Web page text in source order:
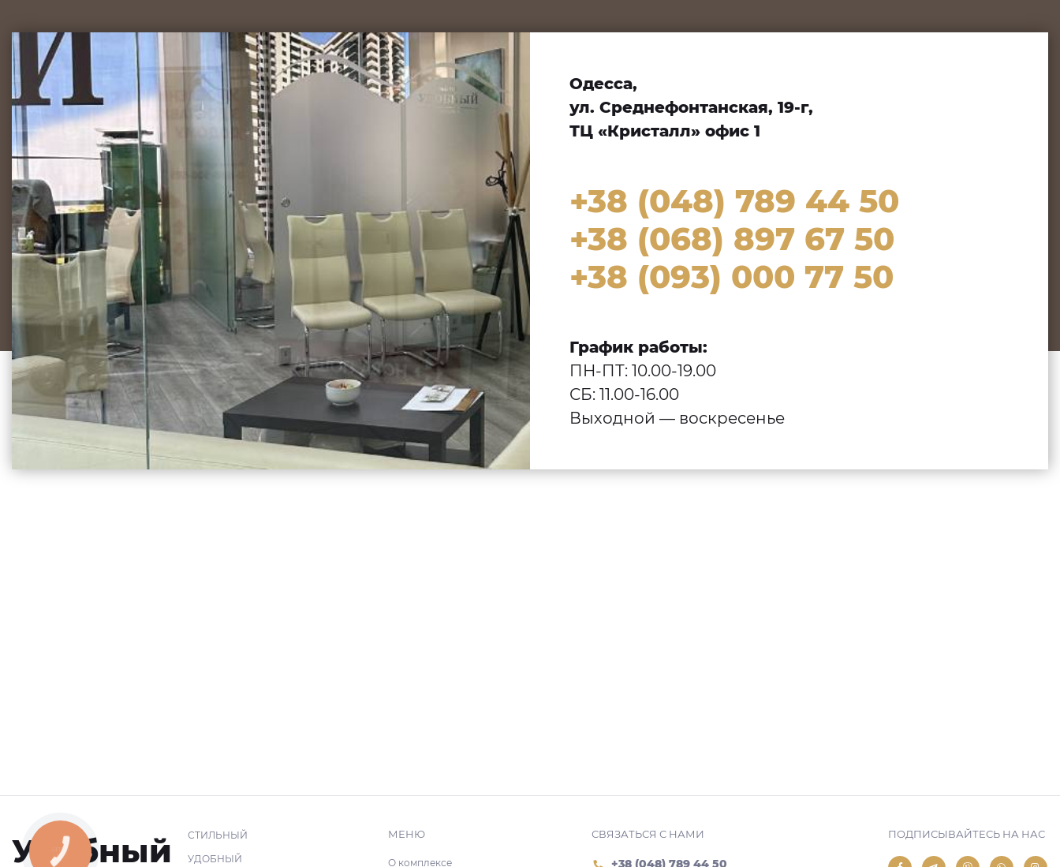
Одесса,
ул. Среднефонтанская, 19-г,
ТЦ «Кристалл» офис 1
+38 (048) 789 44 50
+38 (068) 897 67 50
+38 (093) 000 77 50
График работы:
ПН-ПТ: 10.00-19.00
СБ: 11.00-16.00
Выходной — воскресенье
Удобный
СТИЛЬНЫЙ
УДОБНЫЙ
МЕНЮ
О комплексе
СВЯЗАТЬСЯ С НАМИ
+38 (048) 789 44 50
ПОДПИСЫВАЙТЕСЬ НА НАС
КНОПКА
СВЯЗИ